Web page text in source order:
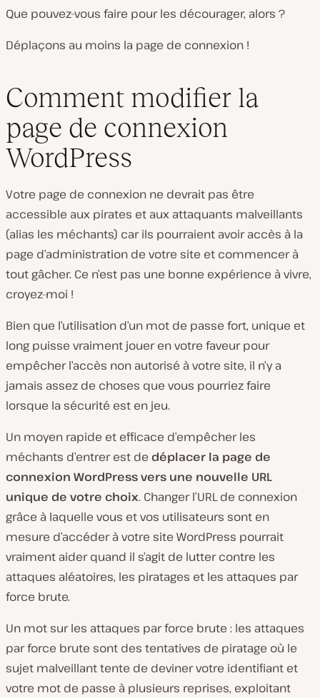
Que pouvez-vous faire pour les décourager, alors ?
Déplaçons au moins la page de connexion !
Comment modifier la
page de connexion
WordPress
Votre page de connexion ne devrait pas être
accessible aux pirates et aux attaquants malveillants
(alias les méchants) car ils pourraient avoir accès à la
page d’administration de votre site et commencer à
tout gâcher. Ce n’est pas une bonne expérience à vivre,
croyez-moi !
Bien que l’utilisation d’un mot de passe fort, unique et
long puisse vraiment jouer en votre faveur pour
empêcher l’accès non autorisé à votre site, il n’y a
jamais assez de choses que vous pourriez faire
lorsque la sécurité est en jeu.
Un moyen rapide et efficace d’empêcher les
méchants d’entrer est de déplacer la page de
connexion WordPress vers une nouvelle URL
unique de votre choix. Changer l’URL de connexion
grâce à laquelle vous et vos utilisateurs sont en
mesure d’accéder à votre site WordPress pourrait
vraiment aider quand il s’agit de lutter contre les
attaques aléatoires, les piratages et les attaques par
force brute.
Un mot sur les attaques par force brute : les attaques
par force brute sont des tentatives de piratage où le
sujet malveillant tente de deviner votre identifiant et
votre mot de passe à plusieurs reprises, exploitant